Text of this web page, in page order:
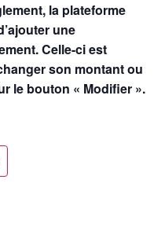
la plateforme
une
Celle-ci est
son montant ou
le bouton « Modifier ».